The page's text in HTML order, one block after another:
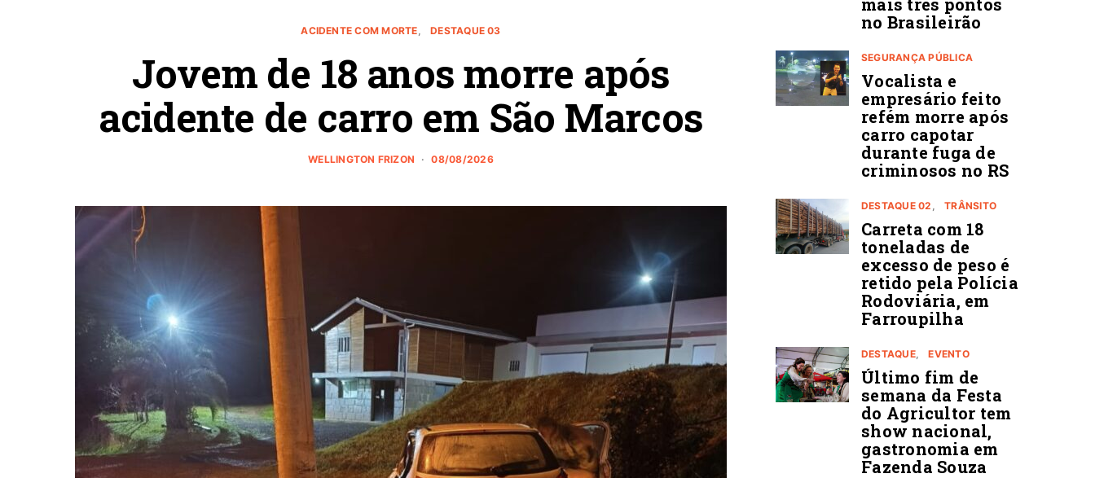
ACIDENTE COM MORTE DESTAQUE 03
Jovem de 18 anos morre após
acidente de carro em São Marcos
WELLINGTON FRIZON 08/08/2026
no Brasileirão
SEGURANÇA PÚBLICA
Vocalista e
empresário feito
refém morre após
carro capotar
durante fuga de
criminosos no RS
DESTAQUE 02 TRÂNSITO
Carreta com 18
toneladas de
excesso de peso é
retido pela Polícia
Rodoviária, em
Farroupilha
DESTAQUE EVENTO
Último fim de
semana da Festa
do Agricultor tem
show nacional,
gastronomia em
Fazenda Souza